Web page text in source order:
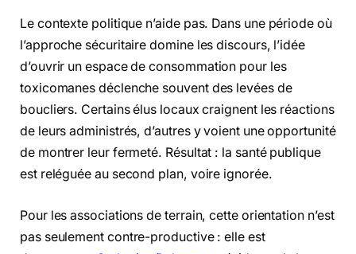
Le contexte politique n’aide pas. Dans une période où
l’approche sécuritaire domine les discours, l’idée
d’ouvrir un espace de consommation pour les
toxicomanes déclenche souvent des levées de
boucliers. Certains élus locaux craignent les réactions
de leurs administrés, d’autres y voient une opportunité
de montrer leur fermeté. Résultat : la santé publique
est reléguée au second plan, voire ignorée.
Pour les associations de terrain, cette orientation n’est
pas seulement contre-productive : elle est